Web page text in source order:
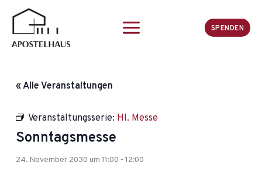
springen
SPENDEN
« Alle Veranstaltungen
Veranstaltungsserie: Hl. Messe
Sonntagsmesse
24. November 2030 um 11:00 -12:00